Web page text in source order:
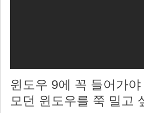
윈도우 9에 꼭 들어가
모던 윈도우를 쭉 밀고